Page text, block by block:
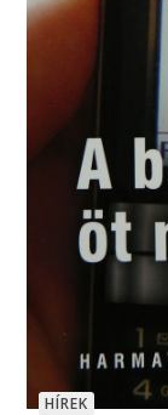
HÍREK